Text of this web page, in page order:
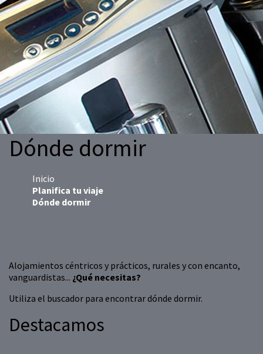
Dónde dormir
Inicio
Planifica tu viaje
Dónde dormir
Alojamientos céntricos y prácticos, rurales y con encanto,
vanguardistas... ¿Qué necesitas?
Utiliza el buscador para encontrar dónde dormir.
Destacamos